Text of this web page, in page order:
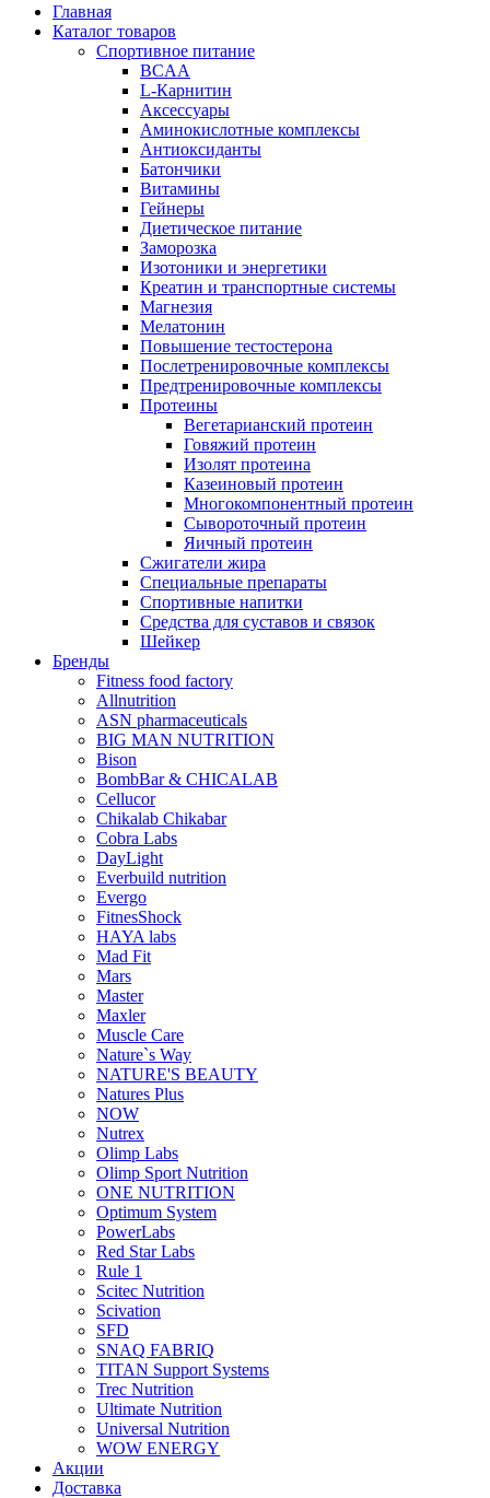
Главная
Каталог товаров
Спортивное питание
BCAA
L-Карнитин
Аксессуары
Аминокислотные комплексы
Антиоксиданты
Батончики
Витамины
Гейнеры
Диетическое питание
Заморозка
Изотоники и энергетики
Креатин и транспортные системы
Магнезия
Мелатонин
Повышение тестостерона
Послетренировочные комплексы
Предтренировочные комплексы
Протеины
Вегетарианский протеин
Говяжий протеин
Изолят протеина
Казеиновый протеин
Многокомпонентный протеин
Сывороточный протеин
Яичный протеин
Сжигатели жира
Специальные препараты
Спортивные напитки
Средства для суставов и связок
Шейкер
Бренды
Fitness food factory
Allnutrition
ASN pharmaceuticals
BIG MAN NUTRITION
Bison
BombBar & CHICALAB
Cellucor
Chikalab Chikabar
Cobra Labs
DayLight
Everbuild nutrition
Evergo
FitnesShock
HAYA labs
Mad Fit
Mars
Master
Maxler
Muscle Care
Nature`s Way
NATURE'S BEAUTY
Natures Plus
NOW
Nutrex
Olimp Labs
Olimp Sport Nutrition
ONE NUTRITION
Optimum System
PowerLabs
Red Star Labs
Rule 1
Scitec Nutrition
Scivation
SFD
SNAQ FABRIQ
TITAN Support Systems
Trec Nutrition
Ultimate Nutrition
Universal Nutrition
WOW ENERGY
Акции
Доставка